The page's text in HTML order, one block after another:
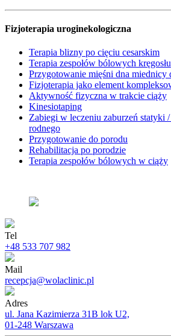
Fizjoterapia uroginekologiczna
Terapia blizny po cięciu cesarskim
Terapia zespołów bólowych
Przygotowanie mięśni dna miednicy
Fizjoterapia jako element
Aktywność fizyczna w trakcie ciąży
Kinesiotaping
Zabiegi w leczeniu zaburzeń statyki
rodnego
Przygotowanie do porodu
Rehabilitacja po porodzie
Terapia zespołów bólowych w ciąży
Tel
+48 533 707 982
Mail
recepcja@wolaclinic.pl
Adres
ul. Jana Kazimierza 31B lok U2,
01-248 Warszawa